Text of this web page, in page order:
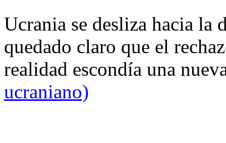
Ucrania se desliza hacia
quedado claro que el
realidad escondía una
ucraniano)